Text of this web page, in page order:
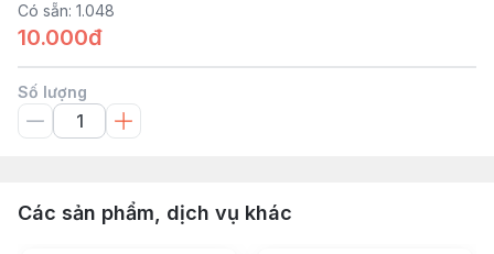
Có sẵn: 1.048
10.000đ
Số lượng
Các sản phẩm, dịch vụ khác